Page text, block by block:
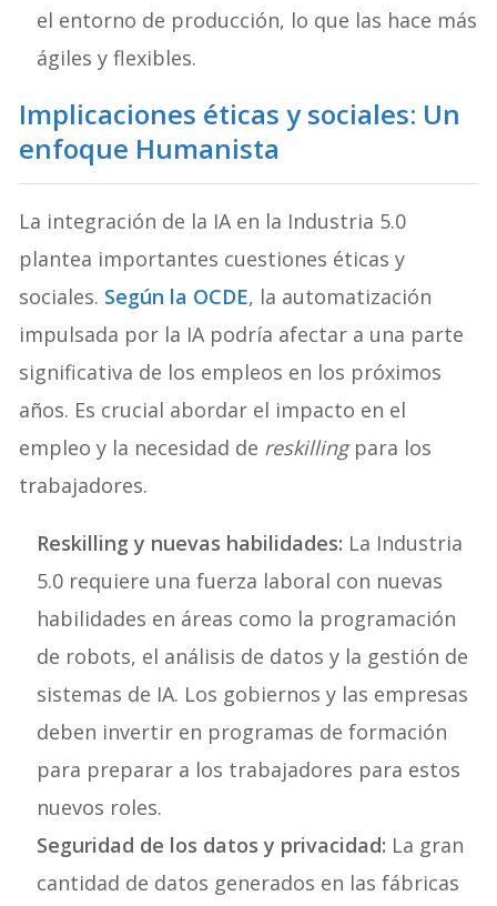
el entorno de producción, lo que las hace más
ágiles y flexibles.
Implicaciones éticas y sociales: Un
enfoque Humanista
La integración de la IA en la Industria 5.0
plantea importantes cuestiones éticas y
sociales. Según la OCDE, la automatización
impulsada por la IA podría afectar a una parte
significativa de los empleos en los próximos
años. Es crucial abordar el impacto en el
empleo y la necesidad de reskillingpara los
trabajadores.
Reskilling y nuevas habilidades: La Industria
5.0 requiere una fuerza laboral con nuevas
habilidades en áreas como la programación
de robots, el análisis de datos y la gestión de
sistemas de IA. Los gobiernos y las empresas
deben invertir en programas de formación
para preparar a los trabajadores para estos
nuevos roles.
Seguridad de los datos y privacidad: La gran
cantidad de datos generados en las fábricas